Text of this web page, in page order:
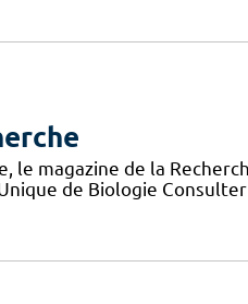
le magazine de la
de Biologie